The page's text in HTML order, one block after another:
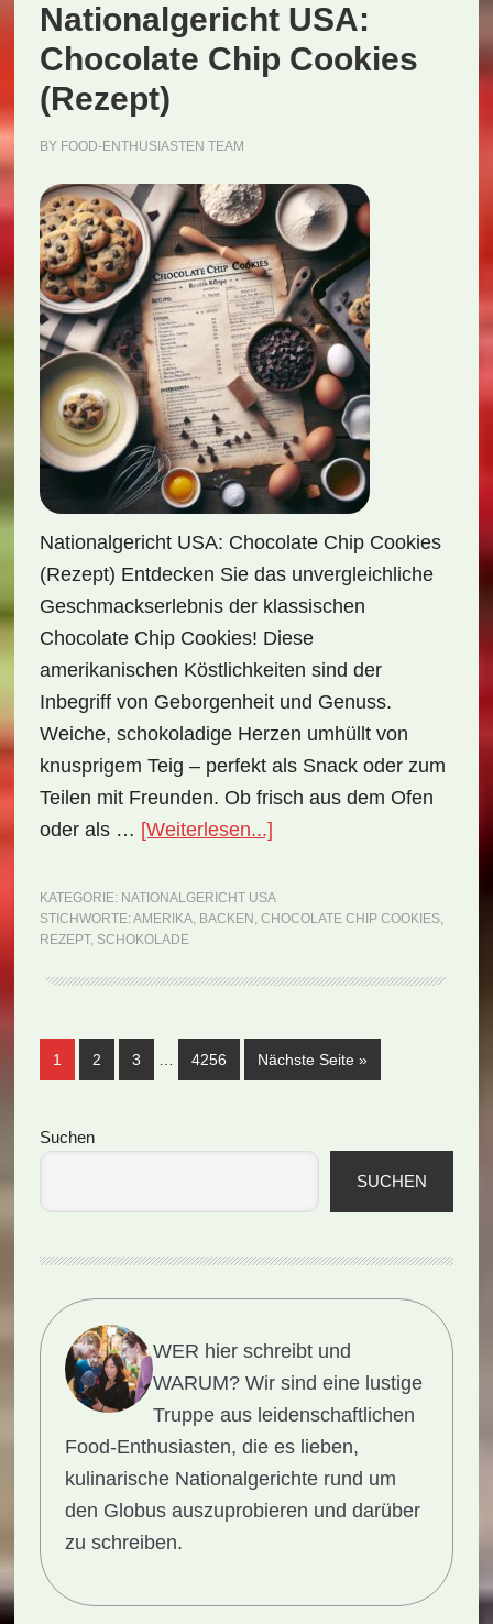
Nationalgericht USA:
Chocolate Chip Cookies
(Rezept)
BY FOOD-ENTHUSIASTEN TEAM
Nationalgericht USA: Chocolate Chip Cookies
(Rezept) Entdecken Sie das unvergleichliche
Geschmackserlebnis der klassischen
Chocolate Chip Cookies! Diese
amerikanischen Köstlichkeiten sind der
Inbegriff von Geborgenheit und Genuss.
Weiche, schokoladige Herzen umhüllt von
knusprigem Teig – perfekt als Snack oder zum
Teilen mit Freunden. Ob frisch aus dem Ofen
oder als … [Weiterlesen...]ÜberNationalgericht
Chocolate
Chip
(Rezept)
KATEGORIE: NATIONALGERICHT USA
STICHWORTE: AMERIKA, BACKEN , CHOCOLATE CHIP COOKIES,
REZEPT, SCHOKOLADE
Seite
1 Seite
2 Seite
3 Seite
4256 Nächste Seite aufrufen
»
Seitenspalte
Suchen
SUCHEN
WER hier schreibt und
WARUM? Wir sind eine lustige
Truppe aus leidenschaftlichen
Food-Enthusiasten, die es lieben,
kulinarische Nationalgerichte rund um
den Globus auszuprobieren und darüber
zu schreiben.